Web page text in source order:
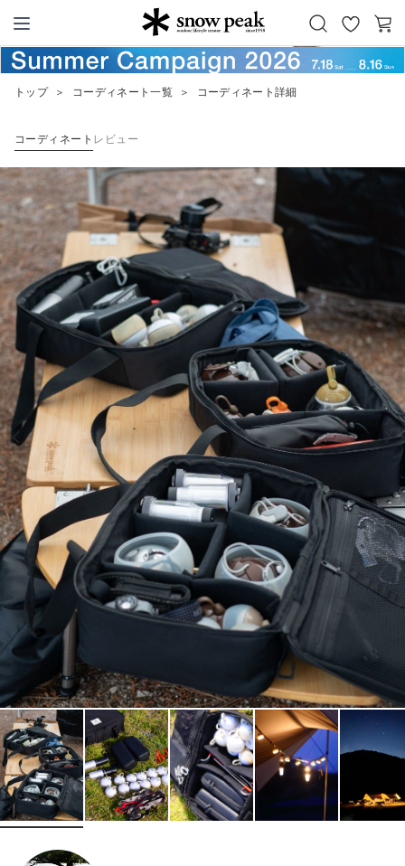
Snow Peak
お
気
カ
ー
トップ ＞ コーディネート一覧 ＞ コーディネート詳細
コーディネート レビュー